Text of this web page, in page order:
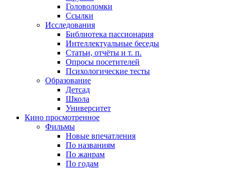
Головоломки
Ссылки
Исследования
Библиотека пассионария
Интеллектуальные беседы
Статьи, отчёты и т. п.
Опросы посетителей
Психологические тесты
Образование
Детсад
Школа
Университет
Кино просмотренное
Фильмы
Новые впечатления
По названиям
По жанрам
По годам